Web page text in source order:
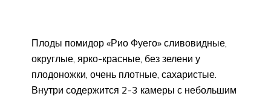
Плоды помидор «Рио Фуего» сливовидные,
округлые, ярко-красные, без зелени у
плодоножки, очень плотные, сахаристые.
Внутри содержится 2-3 камеры с небольшим